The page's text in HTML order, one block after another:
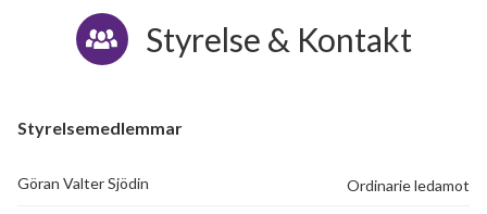
Styrelse & Kontakt
Styrelsemedlemmar
Göran Valter Sjödin Ordinarie ledamot